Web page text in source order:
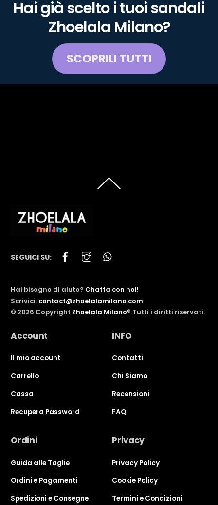
Hai già scelto i tuoi sandali
Zhoelala Milano?
SCOPRILI TUTTI
To
SEGUICI SU:
FacebookInstagram
Hai bisogno di aiuto? Chatta con noi!
Scrivici: contact@zhoelalamilano.com
© 2026 Copyright Zhoelala Milano® Tutti i diritti riservati.
Account
Il mio account
Carrello
Cassa
Recupera Password
INFO
Contatti
Chi Siamo
Recensioni
FAQ
Ordini
Guida alle Taglie
Ordini e Pagamenti
Spedizioni e Consegne
Privacy
Privacy Policy
Cookie Policy
Termini e Condizioni